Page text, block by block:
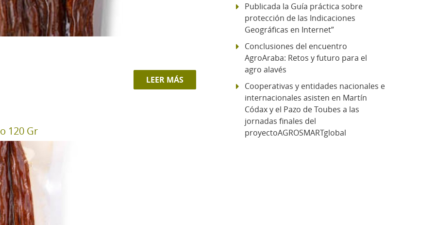
LEER MÁS
120 Gr
Publicada la Guía práctica sobre
protección de las Indicaciones
Geográficas en Internet”
Conclusiones del encuentro
AgroAraba: Retos y futuro para el
agro alavés
Cooperativas y entidades nacionales e
internacionales asisten en Martín
Códax y el Pazo de Toubes a las
jornadas finales del
proyectoAGROSMARTglobal